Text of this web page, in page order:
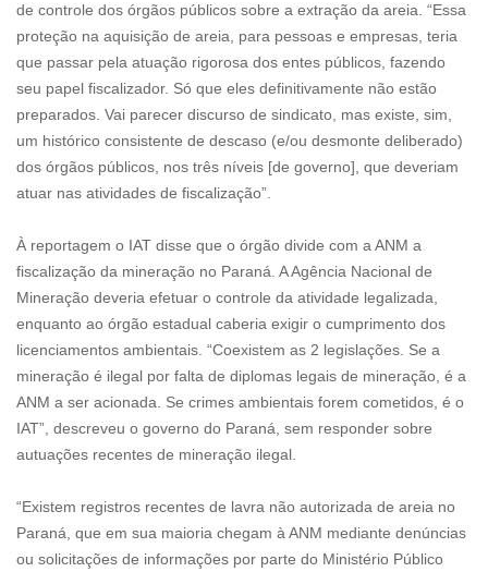
de controle dos órgãos públicos sobre a extração da areia. “Essa
proteção na aquisição de areia, para pessoas e empresas, teria
que passar pela atuação rigorosa dos entes públicos, fazendo
seu papel fiscalizador. Só que eles definitivamente não estão
preparados. Vai parecer discurso de sindicato, mas existe, sim,
um histórico consistente de descaso (e/ou desmonte deliberado)
dos órgãos públicos, nos três níveis [de governo], que deveriam
atuar nas atividades de fiscalização”.
À reportagem o IAT disse que o órgão divide com a ANM a
fiscalização da mineração no Paraná. A Agência Nacional de
Mineração deveria efetuar o controle da atividade legalizada,
enquanto ao órgão estadual caberia exigir o cumprimento dos
licenciamentos ambientais. “Coexistem as 2 legislações. Se a
mineração é ilegal por falta de diplomas legais de mineração, é a
ANM a ser acionada. Se crimes ambientais forem cometidos, é o
IAT”, descreveu o governo do Paraná, sem responder sobre
autuações recentes de mineração ilegal.
“Existem registros recentes de lavra não autorizada de areia no
Paraná, que em sua maioria chegam à ANM mediante denúncias
ou solicitações de informações por parte do Ministério Público